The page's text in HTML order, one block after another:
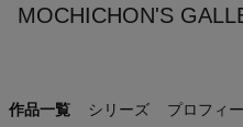
MOCHICHON'S
作品一覧 シリーズ プロフィ